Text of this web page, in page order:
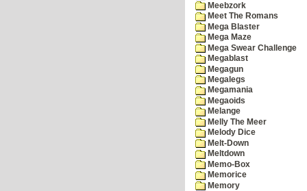
Meebzork
Meet The Romans
Mega Blaster
Mega Maze
Mega Swear Challenge
Megablast
Megagun
Megalegs
Megamania
Megaoids
Melange
Melly The Meer
Melody Dice
Melt-Down
Meltdown
Memo-Box
Memorice
Memory